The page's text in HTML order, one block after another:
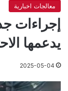
معالجات اخبارية
إجراءات
يدعمها
2025-05-04